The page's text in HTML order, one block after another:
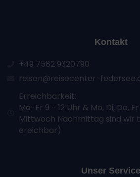
Kontakt
+49 7582 9320790
reisen@reisecenter-
Erreichbarkeit:
Mo-Fr 9 - 12 Uhr & Mo, Di, Do,
Mittwoch Nachmittag sind wir
ereichbar)
Unser Service